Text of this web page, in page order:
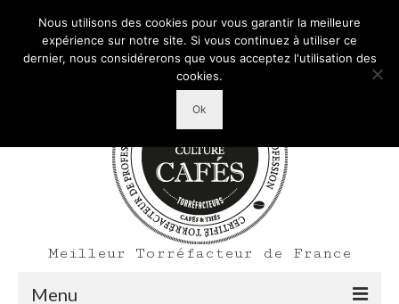
Mon Compte Votre panier d'achats 0,00
Rechercher
Meilleur Torréfacteur de France
Menu
Nous utilisons des cookies pour vous garantir la meilleure
expérience sur notre site. Si vous continuez à utiliser ce
dernier, nous considérerons que vous acceptez l'utilisation des
cookies.
Ok